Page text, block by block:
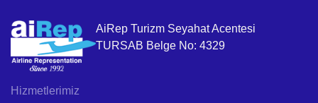
AiRep Turizm Seyahat Acentesi
TURSAB Belge No: 4329
Hizmetlerimiz